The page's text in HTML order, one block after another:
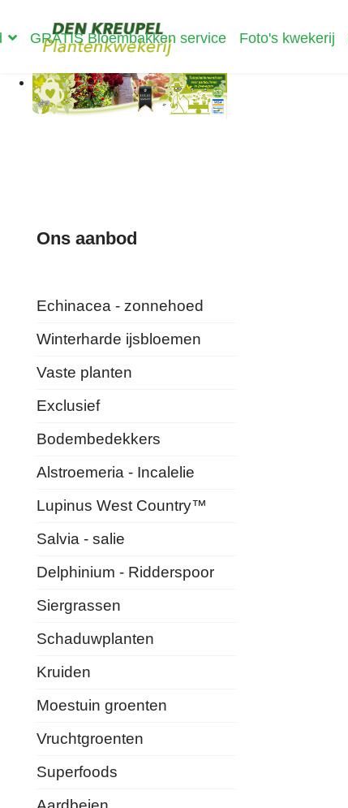
GRATIS Bloembakken service Foto's kwekerij
Ons aanbod
Echinacea - zonnehoed
Winterharde ijsbloemen
Vaste planten
Exclusief
Bodembedekkers
Alstroemeria - Incalelie
Lupinus West Country™
Salvia - salie
Delphinium - Ridderspoor
Siergrassen
Schaduwplanten
Kruiden
Moestuin groenten
Vruchtgroenten
Superfoods